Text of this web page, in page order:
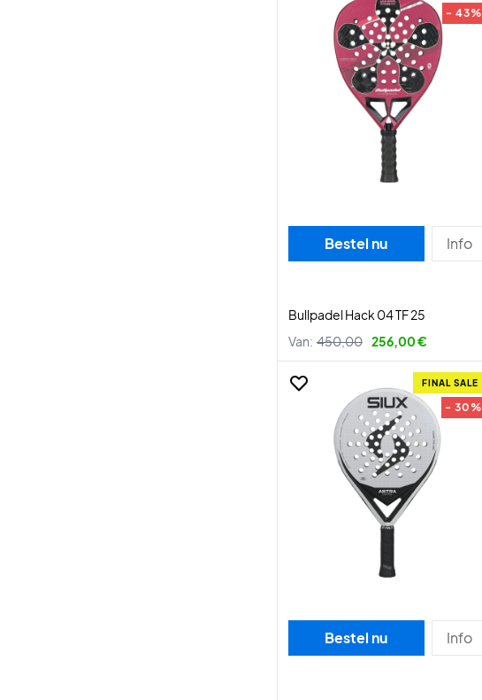
- 43%
Bestel nu Info
Bullpadel Hack 04 TF 25
Van: 450,00 256,00 €
FINAL SALE
- 30%
Bestel nu Info